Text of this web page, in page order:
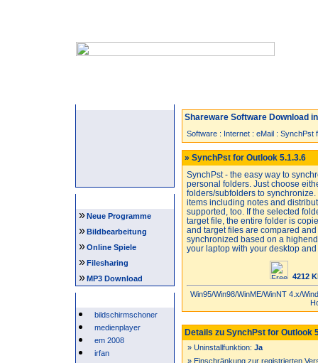
»Neue Programme
»Bildbearbeitung
»Online Spiele
»Filesharing
»MP3 Download
bildschirmschoner
medienplayer
em 2008
irfan
Shareware Software Download
Software : Internet : eMail : SynchPst
» SynchPst for Outlook 5.1.3.6
SynchPst - the easy way to
personal folders. Just choose
folders/subfolders to
items including notes and
supported, too. If the selected
target file, the entire folder is
and target files are compared
synchronized based on a
your laptop with your desktop
4212
Win95/Win98/WinME/WinNT 4.x/
Details zu SynchPst for Outlook
» Uninstallfunktion: Ja
» Einschränkung zur registrierten